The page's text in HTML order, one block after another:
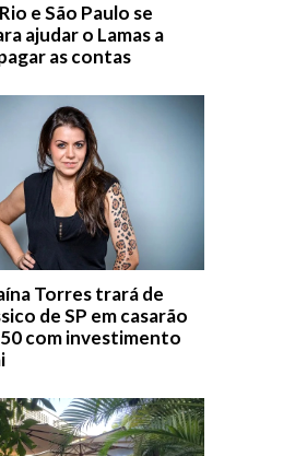
e São Paulo se
ajudar o Lamas a
as contas
Torres trará de
de SP em casarão
com investimento